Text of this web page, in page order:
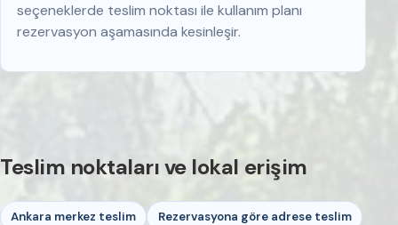
seçeneklerde teslim noktası ile kullanım planı
rezervasyon aşamasında kesinleşir.
Teslim noktaları ve lokal erişim
Ankara merkez teslim Rezervasyona göre adrese teslim